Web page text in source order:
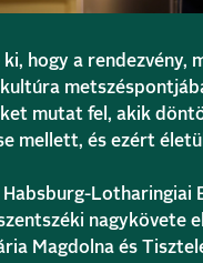
hogy a rendezvény,
mutat fel, akik
mellett, és ezért
Lotharingiai
nagykövete
Magdolna és